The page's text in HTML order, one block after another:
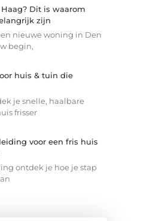
Dit is waarom
zijn
nieuwe woning in Den
begin,
huis & tuin die
je snelle, haalbare
frisser
voor een fris huis
ontdek je hoe je stap